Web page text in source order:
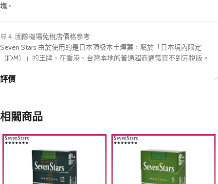
塊 。
🛒 4. 國際機場免稅店價格參考
Seven Stars 由於使用的是日本頂級本土煙葉，屬於「日本境內限定
（JDM）」的王牌，在香港、台灣本地的普通超商通常買不到完稅版。
評價
相關商品